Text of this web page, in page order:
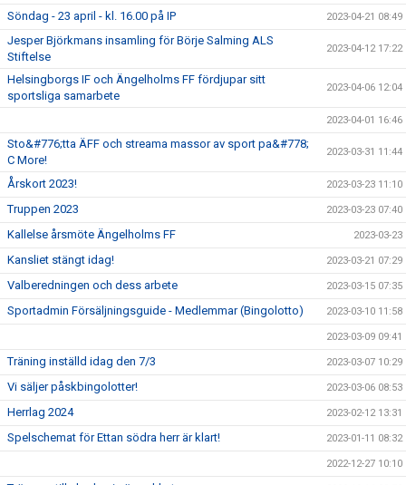
Söndag - 23 april - kl. 16.00 på IP 2023-04-21 08:49
Jesper Björkmans insamling för Börje Salming ALS
Stiftelse
2023-04-12 17:22
Helsingborgs IF och Ängelholms FF fördjupar sitt
sportsliga samarbete
2023-04-06 12:04
2023-04-01 16:46
Sto&#776;tta ÄFF och streama massor av sport pa&#778;
C More!
2023-03-31 11:44
Årskort 2023! 2023-03-23 11:10
Truppen 2023 2023-03-23 07:40
Kallelse årsmöte Ängelholms FF 2023-03-23
Kansliet stängt idag! 2023-03-21 07:29
Valberedningen och dess arbete 2023-03-15 07:35
Sportadmin Försäljningsguide - Medlemmar (Bingolotto) 2023-03-10 11:58
2023-03-09 09:41
Träning inställd idag den 7/3 2023-03-07 10:29
Vi säljer påskbingolotter! 2023-03-06 08:53
Herrlag 2024 2023-02-12 13:31
Spelschemat för Ettan södra herr är klart! 2023-01-11 08:32
2022-12-27 10:10